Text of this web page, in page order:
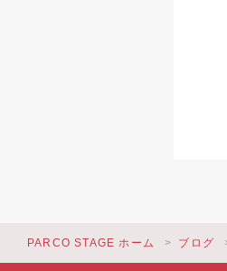
PARCO STAGE ホーム ブログ